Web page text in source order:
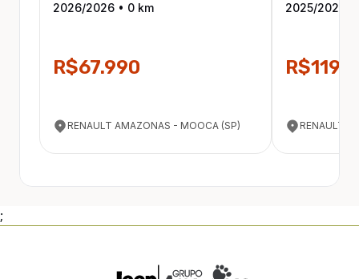
2026/2026 • 0 km
R$67.990
RENAULT AMAZONAS - MOOCA (SP)
2025/2025
RENAULT
;